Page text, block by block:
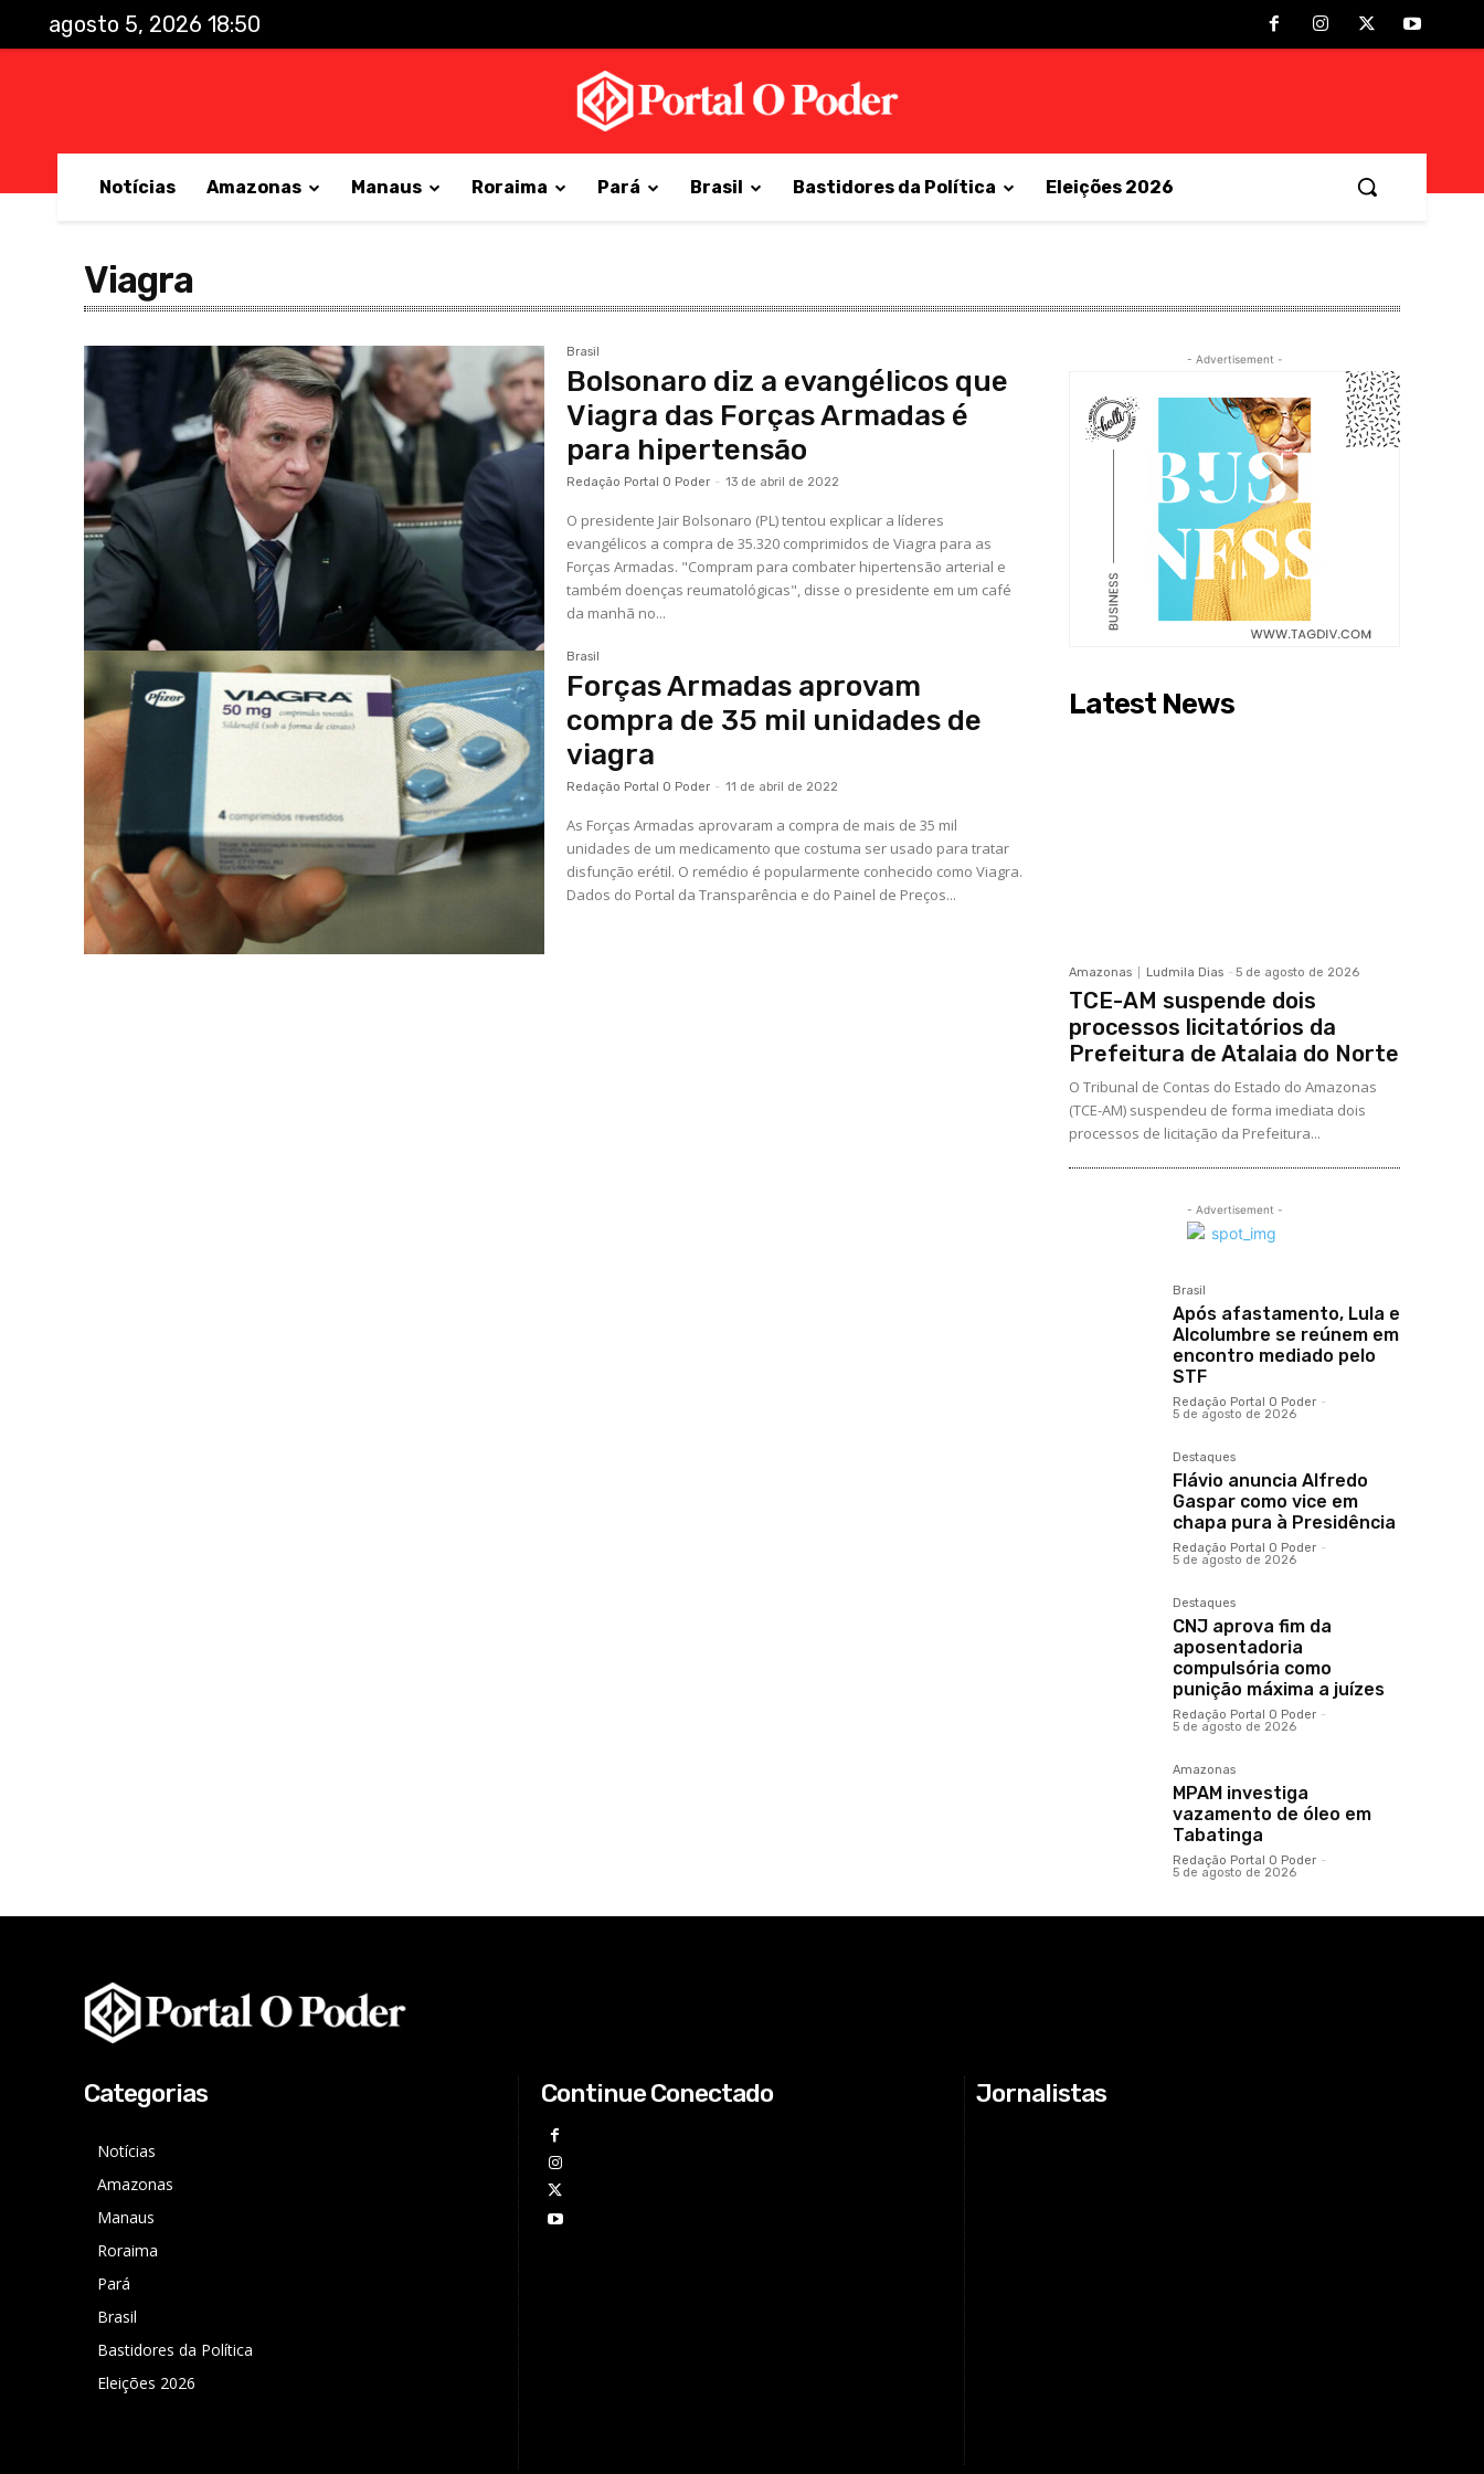
agosto 5, 2026 18:50
Notícias Amazonas Manaus Roraima Pará Brasil Bastidores da Política Eleições 2026
Viagra
Brasil
Bolsonaro diz a evangélicos que
Viagra das Forças Armadas é
para hipertensão
Redação Portal O Poder - 13 de abril de 2022
O presidente Jair Bolsonaro (PL) tentou explicar a líderes
evangélicos a compra de 35.320 comprimidos de Viagra para as
Forças Armadas. "Compram para combater hipertensão arterial e
também doenças reumatológicas", disse o presidente em um café
da manhã no...
Brasil
Forças Armadas aprovam
compra de 35 mil unidades de
viagra
Redação Portal O Poder - 11 de abril de 2022
As Forças Armadas aprovaram a compra de mais de 35 mil
unidades de um medicamento que costuma ser usado para tratar
disfunção erétil. O remédio é popularmente conhecido como Viagra.
Dados do Portal da Transparência e do Painel de Preços...
- Advertisement -
Latest News
Amazonas Ludmila Dias - 5 de agosto de 2026
TCE-AM suspende dois
processos licitatórios da
Prefeitura de Atalaia do Norte
O Tribunal de Contas do Estado do Amazonas
(TCE-AM) suspendeu de forma imediata dois
processos de licitação da Prefeitura...
- Advertisement -
Brasil
Após afastamento, Lula e
Alcolumbre se reúnem em
encontro mediado pelo
STF
Redação Portal O Poder -
5 de agosto de 2026
Destaques
Flávio anuncia Alfredo
Gaspar como vice em
chapa pura à Presidência
Redação Portal O Poder -
5 de agosto de 2026
Destaques
CNJ aprova fim da
aposentadoria
compulsória como
punição máxima a juízes
Redação Portal O Poder -
5 de agosto de 2026
Amazonas
MPAM investiga
vazamento de óleo em
Tabatinga
Redação Portal O Poder -
5 de agosto de 2026
Categorias
Notícias
Amazonas
Manaus
Roraima
Pará
Brasil
Bastidores da Política
Eleições 2026
Continue Conectado Jornalistas